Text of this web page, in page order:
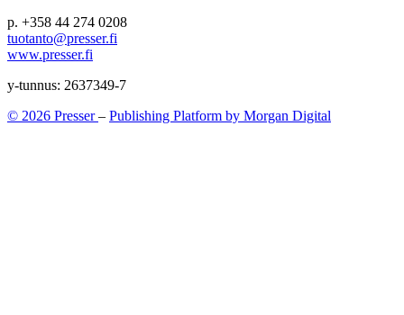
p. +358 44 274 0208
tuotanto@presser.fi
www.presser.fi
y-tunnus: 2637349-7
© 2026 Presser– Publishing Platform by Morgan Digital